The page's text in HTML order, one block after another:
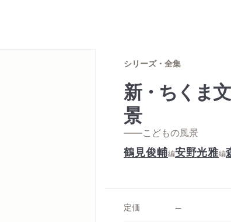
シリーズ・全集
新・ちくま
景
——こどもの風景
鶴見俊輔編安野光雅編
定価 --